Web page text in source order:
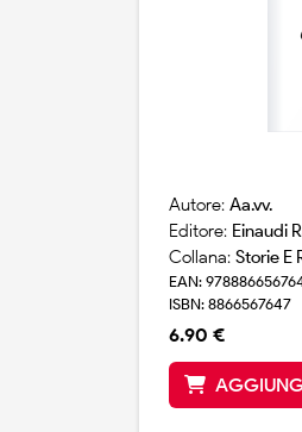
Autore: Aa.vv.
Editore: Einaudi
Collana: Storie E
EAN:
ISBN: 8866567647
6.90 €